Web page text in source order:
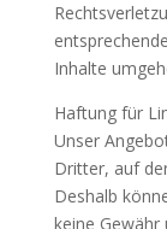
Inhalte
Haftung für
Unser
Dritter, auf
Deshalb
keine Gewähr